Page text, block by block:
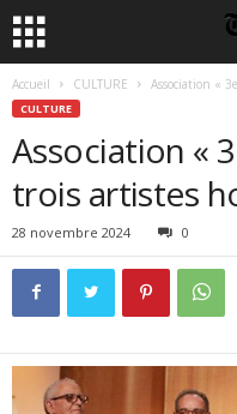
Accueil CULTURE Association «
CULTURE
Association «
trois artistes
28 novembre 2024 0